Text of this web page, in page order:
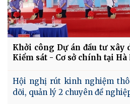
Khởi công Dự án đầu tư xây
Kiểm sát - Cơ sở chính tại Hà
Hội nghị rút kinh nghiệm
dõi, quản lý 2 chuyên đề